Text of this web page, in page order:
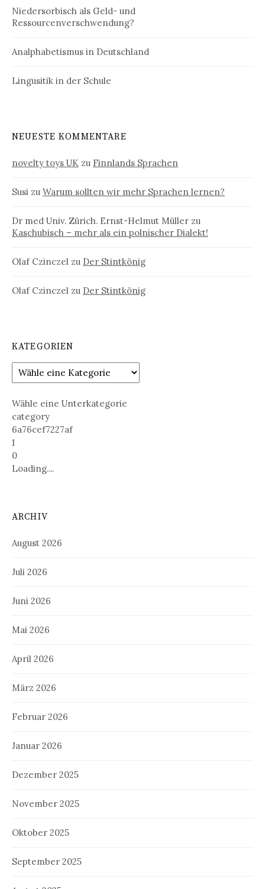
Niedersorbisch als Geld- und
Ressourcenverschwendung?
Analphabetismus in Deutschland
Lingusitik in der Schule
NEUESTE KOMMENTARE
novelty toys UK zu Finnlands Sprachen
Susi zu Warum sollten wir mehr Sprachen lernen?
Dr med Univ. Zürich. Ernst-Helmut Müller zu
Kaschubisch – mehr als ein polnischer Dialekt!
Olaf Czinczel zu Der Stintkönig
Olaf Czinczel zu Der Stintkönig
KATEGORIEN
Wähle eine Unterkategorie
category
6a76cef7227af
1
0
Loading....
ARCHIV
August 2026
Juli 2026
Juni 2026
Mai 2026
April 2026
März 2026
Februar 2026
Januar 2026
Dezember 2025
November 2025
Oktober 2025
September 2025